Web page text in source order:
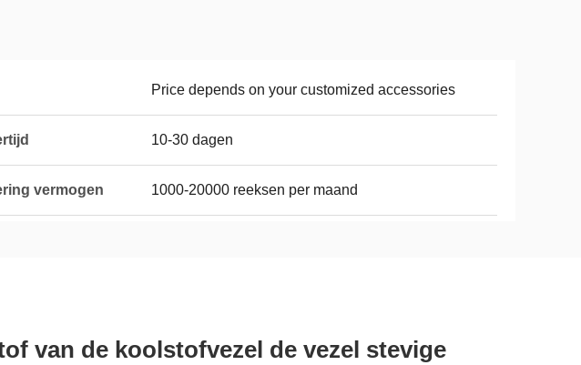
Price depends on your customized accessories
10-30 dagen
vermogen 1000-20000 reeksen per maand
van de koolstofvezel de vezel stevige